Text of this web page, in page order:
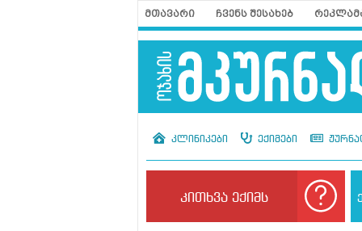
მთავარი ჩვენს შესახებ
კლინიკები ექიმები
კითხვა ექიმს